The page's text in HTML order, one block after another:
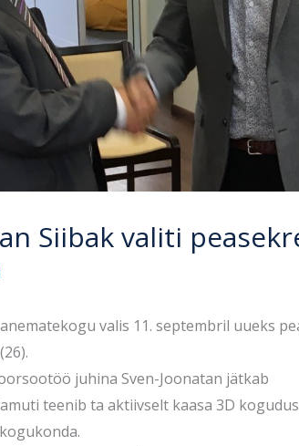
Siibak valiti
valis 11. septembril uueks
juhina Sven-Joonatan jätkab
teenib ta aktiivselt kaasa 3D